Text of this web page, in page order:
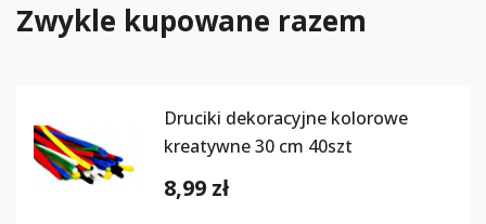
Zwykle kupowane razem
Druciki dekoracyjne kolorowe
kreatywne 30 cm 40szt
8,99 zł